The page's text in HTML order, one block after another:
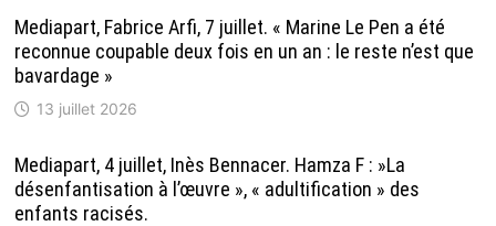
Mediapart, Fabrice Arfi, 7 juillet. « Marine Le Pen a été
reconnue coupable deux fois en un an : le reste n’est que
bavardage »
13 juillet 2026
Mediapart, 4 juillet, Inès Bennacer. Hamza F : »La
désenfantisation à l’œuvre », « adultification » des
enfants racisés.